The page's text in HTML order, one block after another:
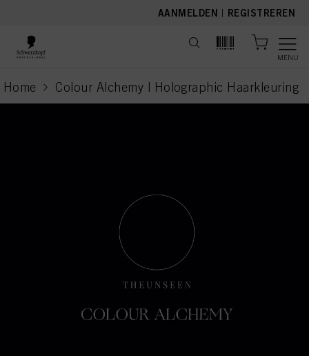
AANMELDEN | REGISTREREN
MENU
Home Colour Alchemy | Holographic Haarkleuring
current page